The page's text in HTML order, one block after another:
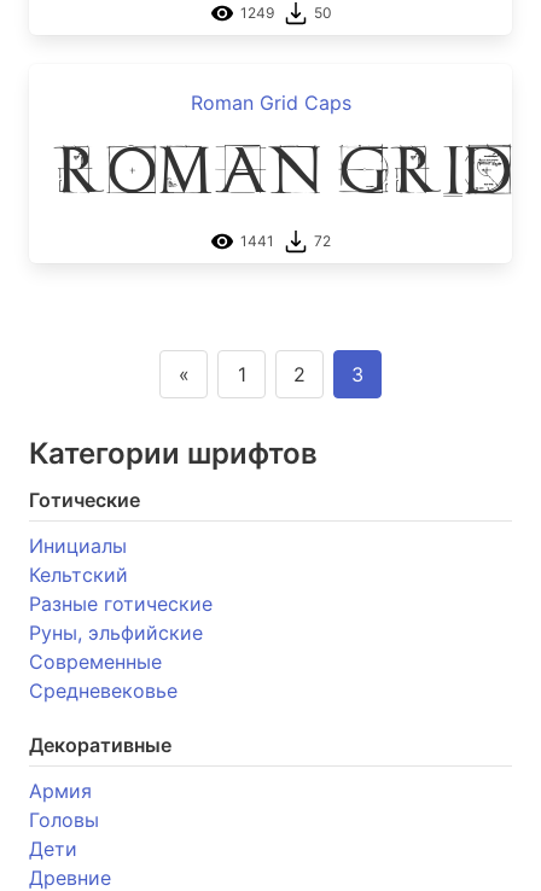
1249 50
Roman Grid Caps
Roman Grid
1441 72
« 1 2 3
Категории шрифтов
Готические
Инициалы
Кельтский
Разные готические
Руны, эльфийские
Современные
Средневековье
Декоративные
Армия
Головы
Дети
Древние